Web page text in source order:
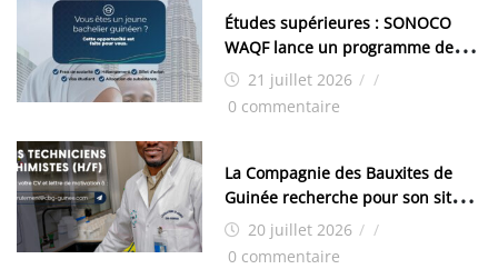
Études supérieures : SONOCO
WAQF lance un programme de
bourses pour la Malaisie
21 juillet 2026 / /
0 commentaire
La Compagnie des Bauxites de
Guinée recherche pour son site
de Kamsar des techniciens
chimistes (H/F)
20 juillet 2026 / /
0 commentaire